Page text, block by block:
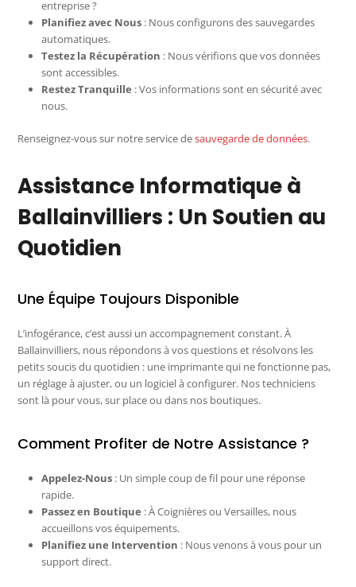
entreprise ?
Planifiez avec Nous : Nous configurons des sauvegardes
automatiques.
Testez la Récupération : Nous vérifions que vos données
sont accessibles.
Restez Tranquille : Vos informations sont en sécurité avec
nous.
Renseignez-vous sur notre service desauvegarde de données.
Assistance Informatique à
Ballainvilliers : Un Soutien au
Quotidien
Une Équipe Toujours Disponible
L’infogérance, c’est aussi un accompagnement constant. À
Ballainvilliers, nous répondons à vos questions et résolvons les
petits soucis du quotidien : une imprimante qui ne fonctionne pas,
un réglage à ajuster, ou un logiciel à configurer. Nos techniciens
sont là pour vous, sur place ou dans nos boutiques.
Comment Profiter de Notre Assistance ?
Appelez-Nous : Un simple coup de fil pour une réponse
rapide.
Passez en Boutique : À Coignières ou Versailles, nous
accueillons vos équipements.
Planifiez une Intervention : Nous venons à vous pour un
support direct.